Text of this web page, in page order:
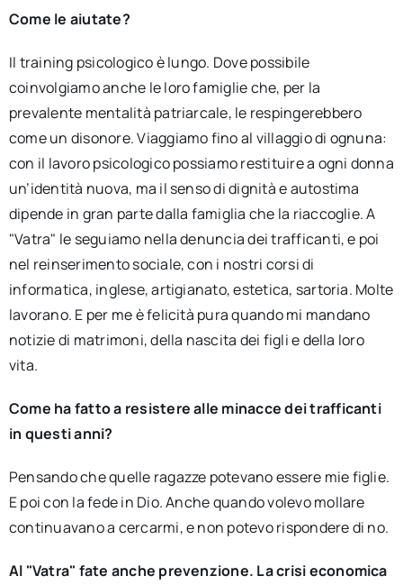
Come le aiutate?
Il training psicologico è lungo. Dove possibile
coinvolgiamo anche le loro famiglie che, per la
prevalente mentalità patriarcale, le respingerebbero
come un disonore. Viaggiamo fino al villaggio di ognuna:
con il lavoro psicologico possiamo restituire a ogni donna
un’identità nuova, ma il senso di dignità e autostima
dipende in gran parte dalla famiglia che la riaccoglie. A
"Vatra" le seguiamo nella denuncia dei trafficanti, e poi
nel reinserimento sociale, con i nostri corsi di
informatica, inglese, artigianato, estetica, sartoria. Molte
lavorano. E per me è felicità pura quando mi mandano
notizie di matrimoni, della nascita dei figli e della loro
vita.
Come ha fatto a resistere alle minacce dei trafficanti
in questi anni?
Pensando che quelle ragazze potevano essere mie figlie.
E poi con la fede in Dio. Anche quando volevo mollare
continuavano a cercarmi, e non potevo rispondere di no.
Al "Vatra" fate anche prevenzione. La crisi economica